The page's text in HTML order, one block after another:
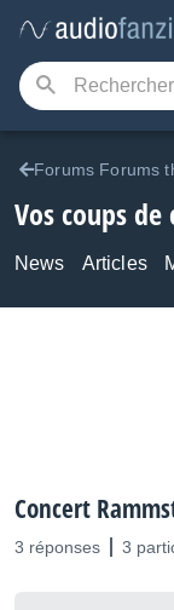
Forums Forums
Vos coups
News Articles
Concert
3 réponses 3